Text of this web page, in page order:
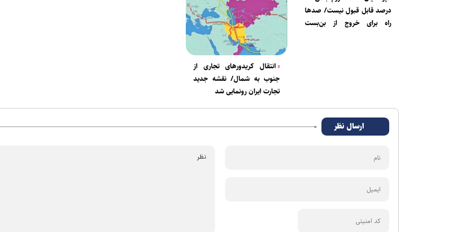
درصد قابل قبول نیست/ صدها
راه برای خروج از بن‌بست
انتقال کریدور‌های تجاری از
جنوب به شمال/ نقشه جدید
تجارت ایران رونمایی شد
ارسال نظر